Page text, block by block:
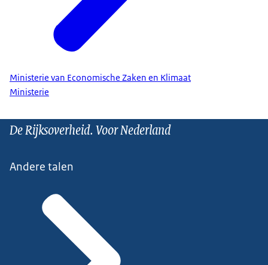
Ministerie van Economische Zaken en Klimaat
Ministerie
De Rijksoverheid. Voor Nederland
Andere talen